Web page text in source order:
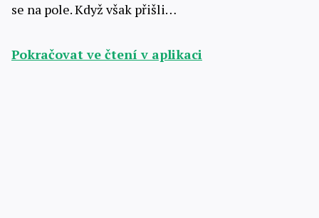
se na pole. Když však přišli…
Pokračovat ve čtení v aplikaci